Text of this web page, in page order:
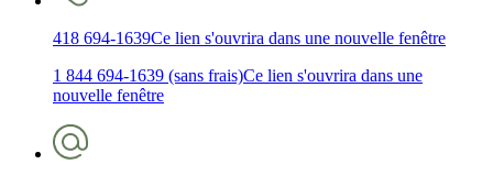
418 694-1639Ce lien s'ouvrira dans une nouvelle fenêtre
1 844 694-1639 (sans frais)Ce lien s'ouvrira dans une
nouvelle fenêtre